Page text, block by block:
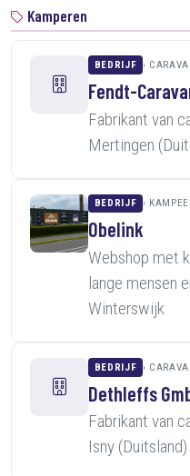
Kamperen
BEDRIJF
Fendt-
Fabrikant van
Mertingen
BEDRIJF
Obelink
Webshop met
lange mensen
Winterswijk
BEDRIJF
Dethleffs
Fabrikant van
Isny (Duitsland)